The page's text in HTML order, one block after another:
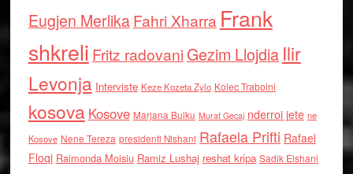
Eugjen MerlikaFahri Xharra Frank
shkreli Fritz radovaniGezim Llojdia Ilir
Levonja Interviste Keze Kozeta Zylo Kolec Traboini
kosova Kosove Marjana Bulku Murat Gecaj nderroi jete ne
Kosove Nene Tereza presidenti Nishani Rafaela Prifti Rafael
Floqi Raimonda Moisiu Ramiz Lushaj reshat kripa Sadik Elshani